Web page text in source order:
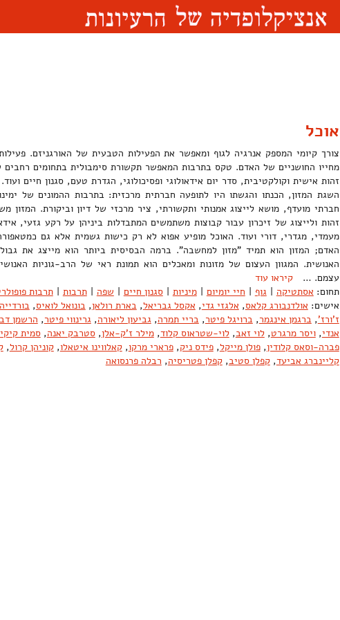
אוכל
צורך קיומי המספק אנרגיה לגוף ומאפשר את הפעילות הטבעית של האורגניזם.
מחייו החושניים של האדם. טקס בתרבות המאפשר תקשורת סימבולית בתחומים רחבים
זהות אישית וקולקטיבית, סדר יום אידאולוגי ופסיכולוגי, הגדרת טעם, סגנון חיים
השגת המזון, הכנתו והגשתו היו לתופעה חברתית מרכזית: בתרבות ההמונים של
חברתי מועדף, מושא לייצוג אמנותי ותקשורתי, ציר מרכזי של דיון וביקורת. המזון
זהות ולייצוג של זיכרון עבור קבוצות משתמשים המתבדלות ביניהן על רקע גזעי,
מעמדי, מגדרי, דורי ועוד. האוכל מופיע אפוא לא רק כישות גשמית אלא גם
האדם; המזון הוא תמיד "מזון למחשבה". ברמה הבסיסית ביותר הוא מייצג את
האנושית. המגוון העצום של מזונות ומאכלים הוא תמונת ראי של הרב-גוניות
עצמם. …קיראו עוד
תחום: אסתטיקה | גוף | חיי יומיום | מיניות | סגנון חיים | שפה | תרבות | תרבות
אישים: אולדנבורג קלאס, אלגזי גדי, אקסל גבריאל,בארת רולאן,בונואל לואיס,
ז'ורז',ברגמן אינגמר,ברויגל פיטר,בריי תמרה, גביעון ליאורה, גרינווי פיטר, הרשמן
אנדי,ויסר מרגרט,לוי זאב,לוי-שטראוס קלוד,מילר ז'ק-אלן,סטרבק יאנה,סמית קיקי
פברה-וסאס קלודין,פולן מייקל,פידס ניק,פרארי מרקו,קאלווינו איטאלו,קוניהן קרול,
קליינברג אביעד,קפלן סטיב,קפלן פטריסיה, רבלה פרנסואה